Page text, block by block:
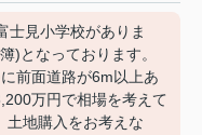
士見小学校がありま
)となっております。
前面道路が6m以上あ
万円で相場を考えて
土地購入をお考えな